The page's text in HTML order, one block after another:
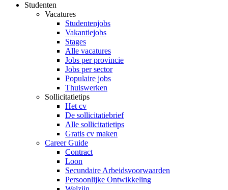
Studenten
Vacatures
Studentenjobs
Vakantiejobs
Stages
Alle vacatures
Jobs per provincie
Jobs per sector
Populaire jobs
Thuiswerken
Sollicitatietips
Het cv
De sollicitatiebrief
Alle sollicitatietips
Gratis cv maken
Career Guide
Contract
Loon
Secundaire Arbeidsvoorwaarden
Persoonlijke Ontwikkeling